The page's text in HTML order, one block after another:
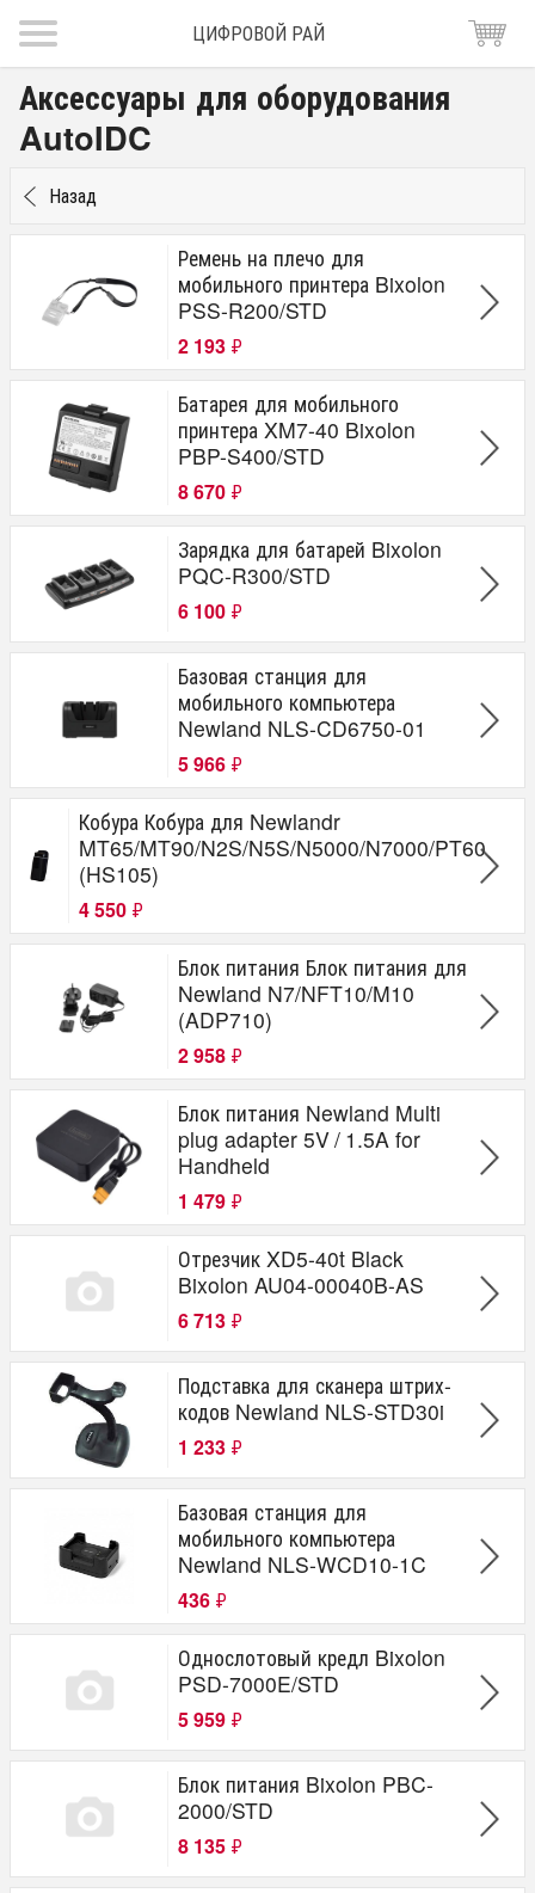
ЦИФРОВОЙ РАЙ
Аксессуары для оборудования
AutoIDC
Назад
Ремень на плечо для
мобильного принтера Bixolon
PSS-R200/STD
2 193 ₽
Батарея для мобильного
принтера XM7-40 Bixolon
PBP-S400/STD
8 670 ₽
Зарядка для батарей Bixolon
PQC-R300/STD
6 100 ₽
Базовая станция для
мобильного компьютера
Newland NLS-CD6750-01
5 966 ₽
Кобура Кобура для Newlandr
MT65/MT90/N2S/N5S/N5000/N7000/PT60
(HS105)
4 550 ₽
Блок питания Блок питания для
Newland N7/NFT10/M10
(ADP710)
2 958 ₽
Блок питания Newland Multi
plug adapter 5V / 1.5A for
Handheld
1 479 ₽
Отрезчик XD5-40t Black
Bixolon AU04-00040B-AS
6 713 ₽
Подставка для сканера штрих-
кодов Newland NLS-STD30i
1 233 ₽
Базовая станция для
мобильного компьютера
Newland NLS-WCD10-1C
436 ₽
Однослотовый кредл Bixolon
PSD-7000E/STD
5 959 ₽
Блок питания Bixolon PBC-
2000/STD
8 135 ₽